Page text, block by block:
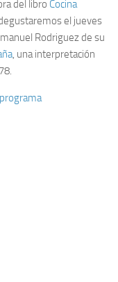
del libro Cocina
el jueves
Rodriguez de su
, una interpretación